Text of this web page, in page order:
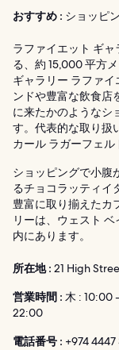
おすすめ : ショッピ
ラファイエット ギ
る、約 15,000 平方
ギャラリー ラファ
ンドや豊富な飲食店
に来たかのようなシ
す。代表的な取り扱
カール ラガーフェル
ショッピングで小腹
るチョコラッティイ
豊富に取り揃えたカ
リーは、ウェスト
内にあります。
所在地 : 21 High
営業時間 : 木 : 10:00
22:00
電話番号 : +974